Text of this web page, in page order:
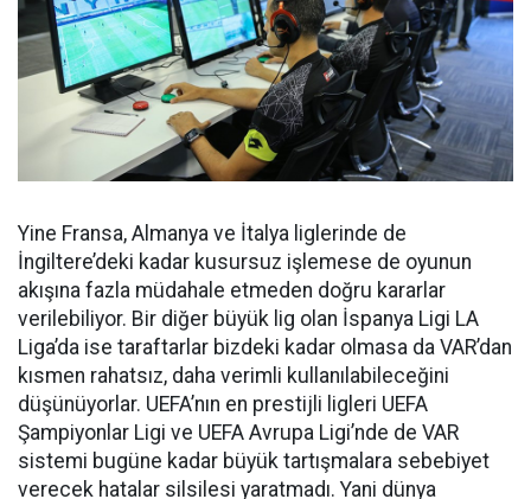
Yine Fransa, Almanya ve İtalya liglerinde de
İngiltere’deki kadar kusursuz işlemese de oyunun
akışına fazla müdahale etmeden doğru kararlar
verilebiliyor. Bir diğer büyük lig olan İspanya Ligi LA
Liga’da ise taraftarlar bizdeki kadar olmasa da VAR’dan
kısmen rahatsız, daha verimli kullanılabileceğini
düşünüyorlar. UEFA’nın en prestijli ligleri UEFA
Şampiyonlar Ligi ve UEFA Avrupa Ligi’nde de VAR
sistemi bugüne kadar büyük tartışmalara sebebiyet
verecek hatalar silsilesi yaratmadı. Yani dünya